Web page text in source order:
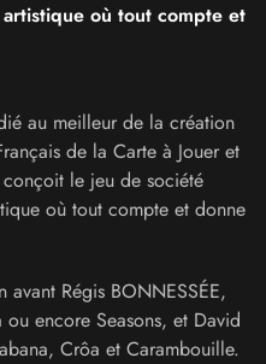
où tout compte et
au meilleur de la création
de la Carte à Jouer et
conçoit le jeu de société
où tout compte et donne
Régis BONNESSÉE,
encore Seasons, et David
Crôa et Carambouille.